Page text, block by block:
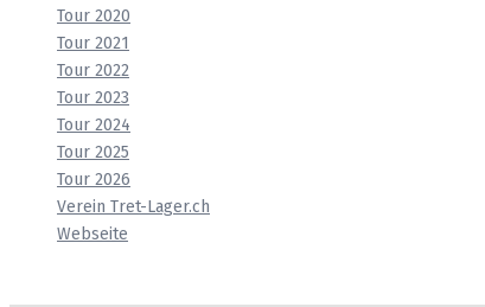
Tour 2020
Tour 2021
Tour 2022
Tour 2023
Tour 2024
Tour 2025
Tour 2026
Verein Tret-Lager.ch
Webseite